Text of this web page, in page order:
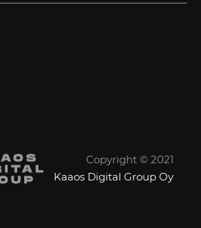
Copyright © 2021
Kaaos Digital Group Oy